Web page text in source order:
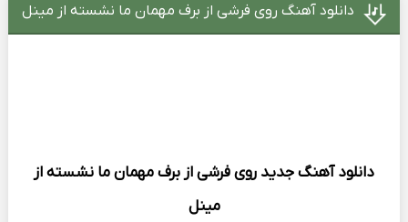
دانلود آهنگ روی فرشی از برف مهمان ما نشسته از مینل
دانلود آهنگ جدید روی فرشی از برف مهمان ما نشسته از
مینل